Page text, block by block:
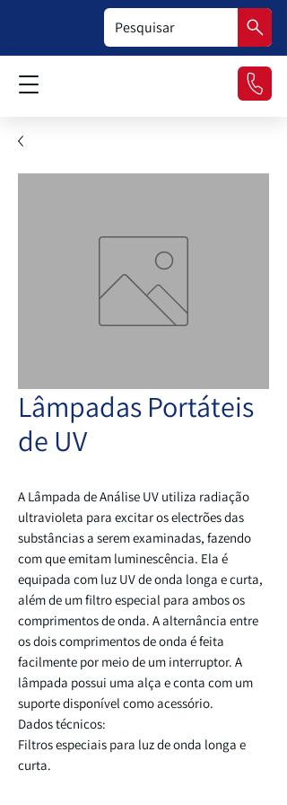
Lâmpadas Portáteis
de UV
A Lâmpada de Análise UV utiliza radiação
ultravioleta para excitar os electrões das
substâncias a serem examinadas, fazendo
com que emitam luminescência. Ela é
equipada com luz UV de onda longa e curta,
além de um filtro especial para ambos os
comprimentos de onda. A alternância entre
os dois comprimentos de onda é feita
facilmente por meio de um interruptor. A
lâmpada possui uma alça e conta com um
suporte disponível como acessório.
Dados técnicos:
Filtros especiais para luz de onda longa e
curta.